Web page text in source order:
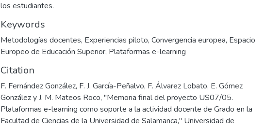
los estudiantes.
Keywords
Metodologías docentes, Experiencias piloto, Convergencia europea, Espacio
Europeo de Educación Superior, Plataformas e-learning
Citation
F. Fernández González, F. J. García-Peñalvo, F. Álvarez Lobato, E. Gómez
González y J. M. Mateos Roco, "Memoria final del proyecto US07/05.
Plataformas e-learning como soporte a la actividad docente de Grado en la
Facultad de Ciencias de la Universidad de Salamanca," Universidad de